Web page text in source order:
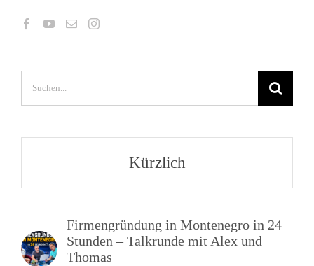
Suche
nach:
Kürzlich
Firmengründung in Montenegro in 24
Stunden – Talkrunde mit Alex und
Thomas